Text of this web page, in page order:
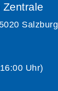
Zentrale
Salzburg
Uhr)